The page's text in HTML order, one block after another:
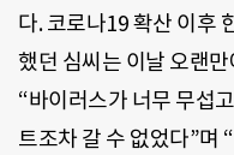
다.코로나19확산 이후
했던 심씨는 이날 오랜
“바이러스가 너무 무섭
트조차 갈 수 없었다”며 “